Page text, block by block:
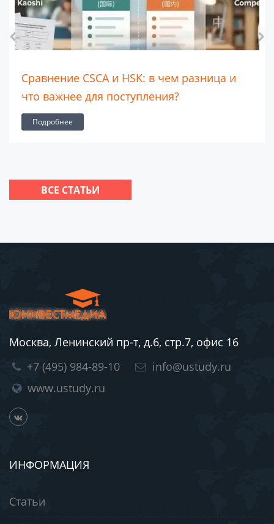
Сравнение CSCA и HSK: в чем разница и
что важнее для поступления?
Подробнее
ВСЕ СТАТЬИ
Москва, Ленинский пр-т, д.6, стр.7, офис 16
+7 (495) 984-89-10
info@ustudy.ru
www.ustudy.ru
ИНФОРМАЦИЯ
Статьи